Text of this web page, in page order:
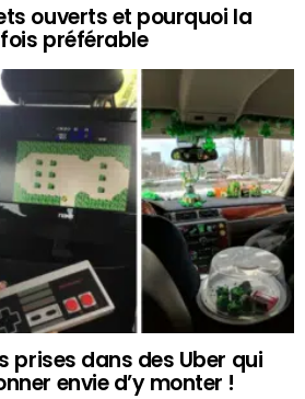
ouverts et pourquoi la
préférable
prises dans des Uber qui
envie d’y monter !